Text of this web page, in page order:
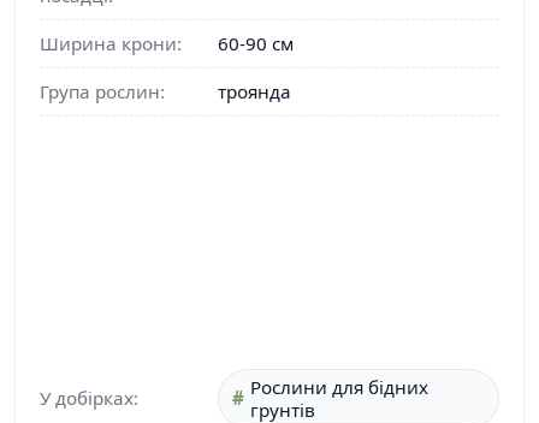
Ширина крони:
60-90 см
Група рослин:
троянда
У добірках:
Рослини для бідних
грунтів